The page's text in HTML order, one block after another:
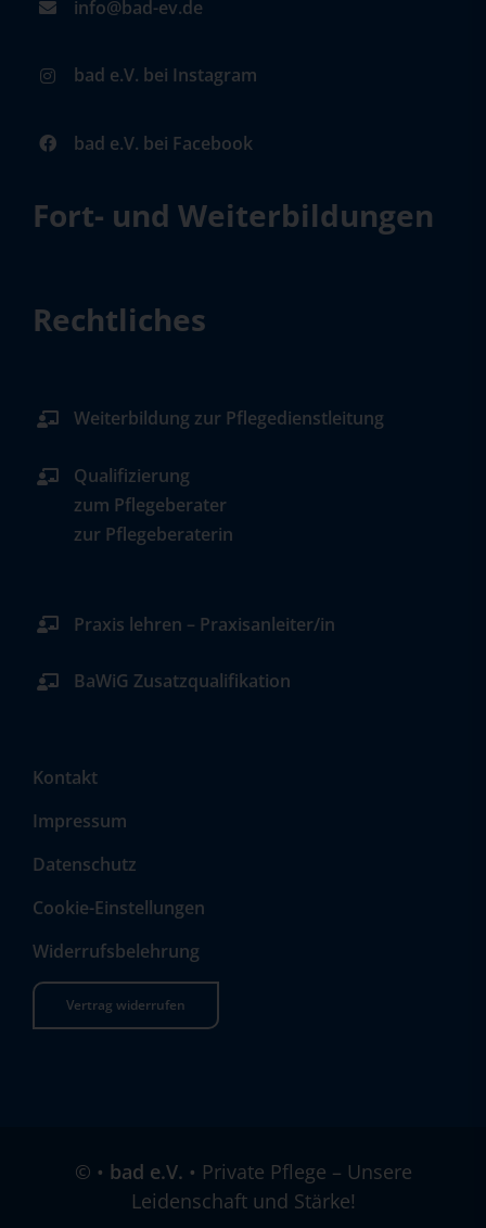
info@bad-ev.de
bad e.V. bei Instagram
bad e.V. bei Facebook
Fort- und Weiterbildungen
Rechtliches
Weiterbildung zur Pflegedienstleitung
Qualifizierung
zum Pflegeberater
zur Pflegeberaterin
Praxis lehren – Praxisanleiter/in
BaWiG Zusatzqualifikation
Kontakt
Impressum
Datenschutz
Cookie-Einstellungen
Widerrufsbelehrung
Vertrag widerrufen
© • bad e.V. • Private Pflege – Unsere
Leidenschaft und Stärke!